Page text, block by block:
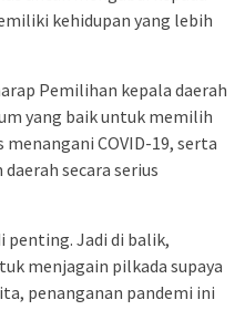
kehidupan yang lebih
Pemilihan kepala daerah
yang baik untuk memilih
COVID-19, serta
secara serius
penting. Jadi di balik,
menjagain pilkada supaya
penanganan pandemi ini